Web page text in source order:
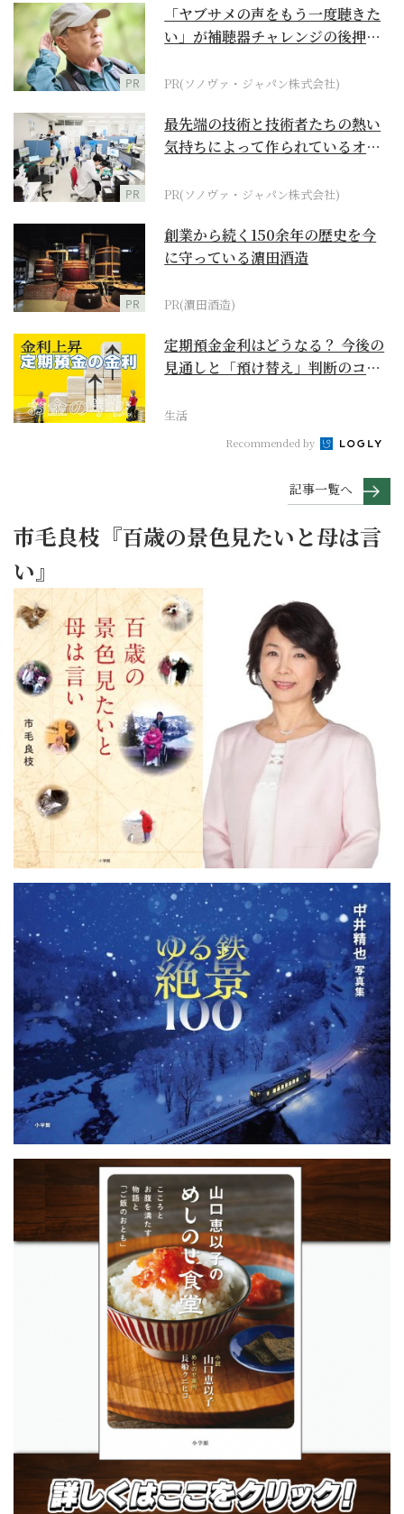
PR
「ヤブサメの声をもう一度聴きた
い」が補聴器チャレンジの後押し
PR(ソノヴァ・ジャパン株式会社)
PR
最先端の技術と技術者たちの熱い
気持ちによって作られているオー
PR(ソノヴァ・ジャパン株式会社)
PR
創業から続く150余年の歴史を今
に守っている濵田酒造
PR(濵田酒造)
定期預金金利はどうなる？ 今後の
見通しと「預け替え」判断のコツ
生活
Recommended by
記事一覧へ
市毛良枝『百歳の景色見たいと母は言
い』